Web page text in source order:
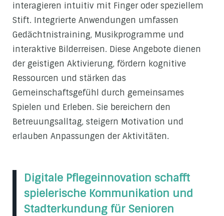
interagieren intuitiv mit Finger oder speziellem
Stift. Integrierte Anwendungen umfassen
Gedächtnistraining, Musikprogramme und
interaktive Bilderreisen. Diese Angebote dienen
der geistigen Aktivierung, fördern kognitive
Ressourcen und stärken das
Gemeinschaftsgefühl durch gemeinsames
Spielen und Erleben. Sie bereichern den
Betreuungsalltag, steigern Motivation und
erlauben Anpassungen der Aktivitäten.
Digitale Pflegeinnovation schafft
spielerische Kommunikation und
Stadterkundung für Senioren